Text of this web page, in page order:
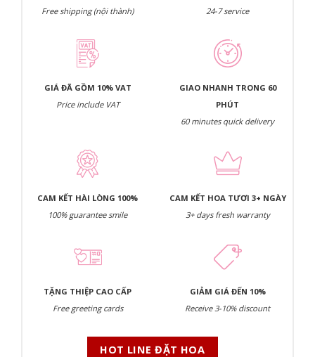
Free shipping (nội thành)
24-7 service
GIÁ ĐÃ GỒM 10% VAT
Price include VAT
GIAO NHANH TRONG 60
PHÚT
60 minutes quick delivery
CAM KẾT HÀI LÒNG 100%
100% guarantee smile
CAM KẾT HOA TƯƠI 3+ NGÀY
3+ days fresh warranty
TẶNG THIỆP CAO CẤP
Free greeting cards
GIẢM GIÁ ĐẾN 10%
Receive 3-10% discount
HOT LINE ĐẶT HOA